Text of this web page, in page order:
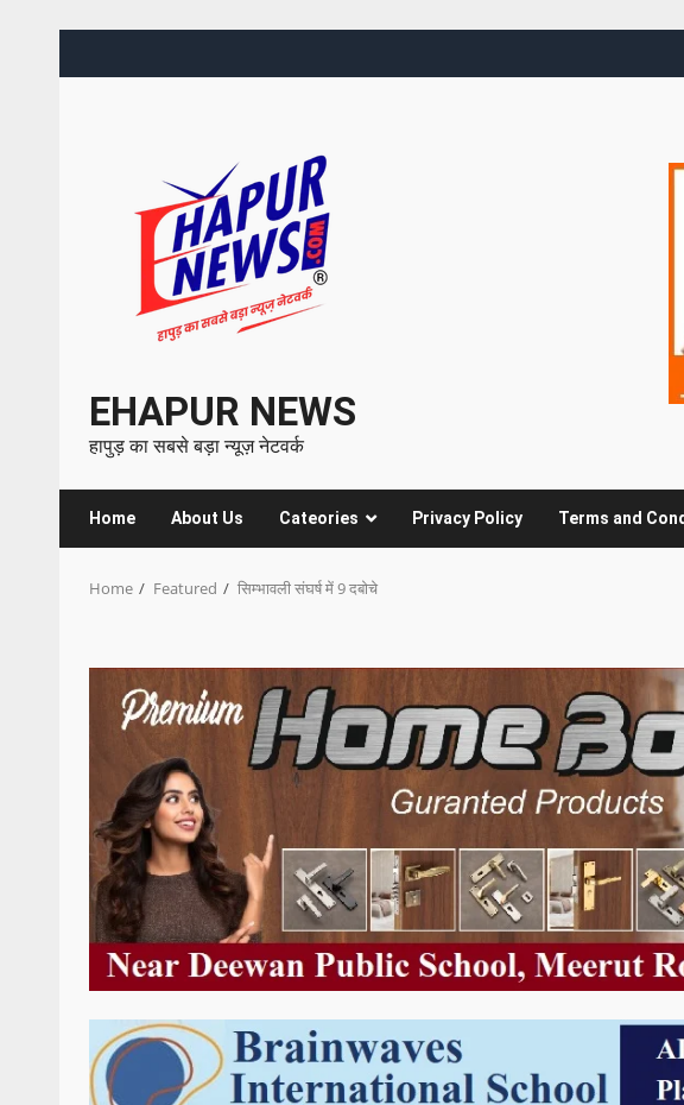
EHAPUR NEWS
हापुड़ का सबसे बड़ा न्यूज़ नेटवर्क
Home About Us Cateories Privacy Policy Terms and
Home Featured सिम्भावली संघर्ष में 9 दबोचे